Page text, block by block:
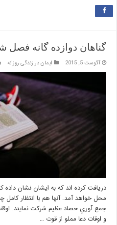
گناهان دوازده گانه فصل
آگوست 5, 2015 ایمان در زندگی روزانه
دريافت كرده اند كه به ايشان نشان داده
محل خواهد آمد. آنها هم با انتظار كامل
جمع آوري حصاد عظيم شركت نمايند.
و اوقات دعا مملو از قوت …